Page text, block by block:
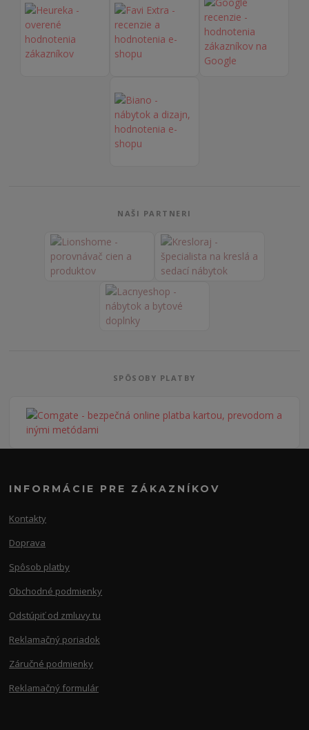
NAŠI PARTNERI
SPÔSOBY PLATBY
INFORMÁCIE PRE ZÁKAZNÍKOV
Kontakty
Doprava
Spôsob platby
Obchodné podmienky
Odstúpiť od zmluvy tu
Reklamačný poriadok
Záručné podmienky
Reklamačný formulár